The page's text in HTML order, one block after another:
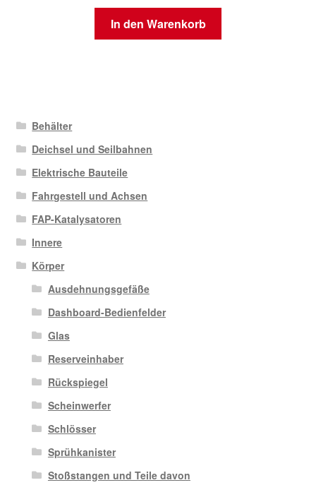
In den Warenkorb
Behälter
Deichsel und Seilbahnen
Elektrische Bauteile
Fahrgestell und Achsen
FAP-Katalysatoren
Innere
Körper
Ausdehnungsgefäße
Dashboard-Bedienfelder
Glas
Reserveinhaber
Rückspiegel
Scheinwerfer
Schlösser
Sprühkanister
Stoßstangen und Teile davon